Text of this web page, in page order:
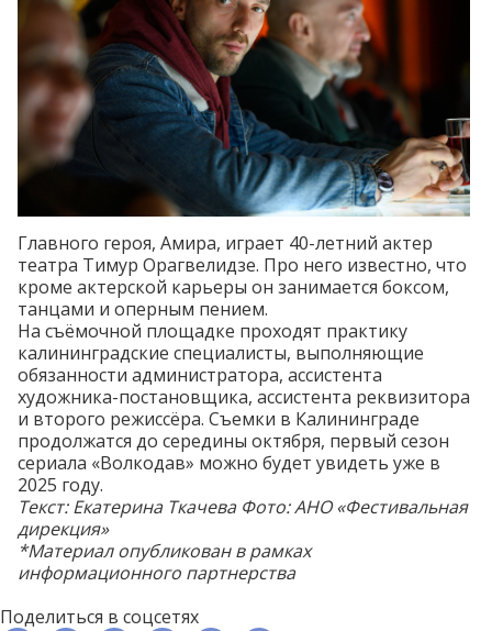
Главного героя, Амира, играет 40-летний актер
театра Тимур Орагвелидзе. Про него известно, что
кроме актерской карьеры он занимается боксом,
танцами и оперным пением.
На съёмочной площадке проходят практику
калининградские специалисты, выполняющие
обязанности администратора, ассистента
художника-постановщика, ассистента реквизитора
и второго режиссёра. Съемки в Калининграде
продолжатся до середины октября, первый сезон
сериала «Волкодав» можно будет увидеть уже в
2025 году.
Текст: Екатерина Ткачева Фото: АНО «Фестивальная
дирекция»
*Материал опубликован в рамках
информационного партнерства
Поделиться в соцсетях